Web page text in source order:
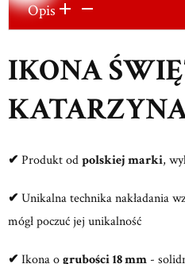
Opis
IKONA
✔ Produkt odpolskiej marki,
✔ Unikalna technika nakładania
mógł poczuć jej unikalność
✔ Ikona ogrubości 18 mm-